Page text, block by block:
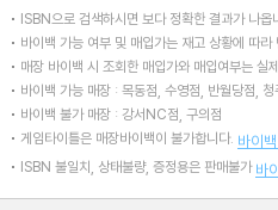
ISBN으로 검색하시면 보다 정확한 결과가 나옵
바이백 가능 여부 및 매입가는 재고 상황에 따라
매장 바이백 시 조회한 매입가와 매입여부는 실
바이백 가능 매장 : 목동점, 수영점, 반월당점,
바이백 불가 매장 : 강서NC점, 구의점
게임타이틀은 매장바이백이 불가합니다. 바이
ISBN 불일치, 상태불량, 증정용은 판매불가 바